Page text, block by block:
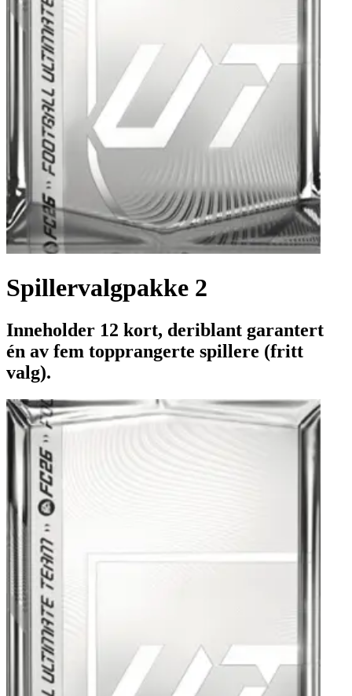
Spillervalgpakke 2
Inneholder 12 kort, deriblant garantert
én av fem topprangerte spillere (fritt
valg).